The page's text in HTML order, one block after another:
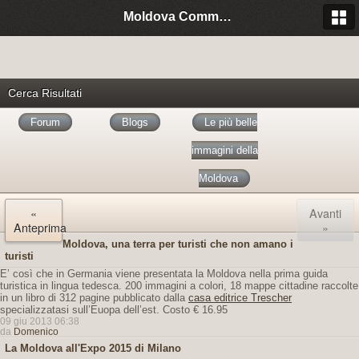
Moldova Community Italia
Cerca Risultati
Forum Blogs Le più belle
immagini della
Moldova
«
Anteprima
Avanti
»
Moldova, una terra per turisti che non amano i
turisti
E’ così che in Germania viene presentata la Moldova nella prima guida
turistica in lingua tedesca. 200 immagini a colori, 18 mappe cittadine raccolte
in un libro di 312 pagine pubblicato dalla casa editrice Trescher
specializzatasi sull’Euopa dell’est. Costo € 16.95
09 giu 2013 06:38
da Domenico
La Moldova all'Expo 2015 di Milano